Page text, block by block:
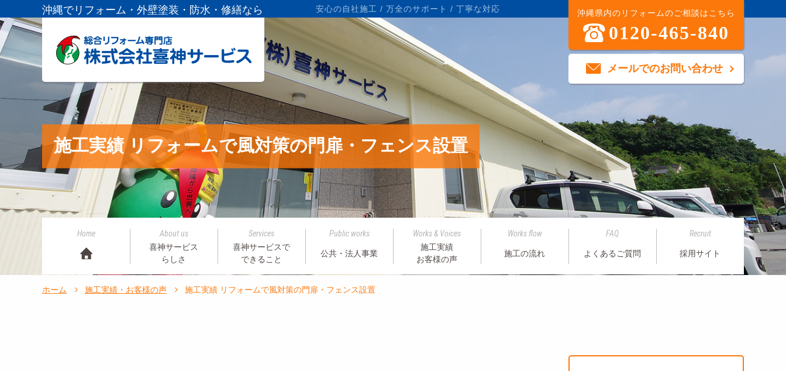
沖縄でリフォーム・外壁塗装・防水・修繕なら 安心の自社施工 / 万全のサポート / 丁寧な対応 沖縄県内のリフォームのご相談はこちら
0120-465-840
メールでのお問い合わせ
施工実績 リフォームで風対策の門扉・フェンス設置
Home
About us
喜神サービス
らしさ
Services
喜神サービスで
できること
Public works
公共・法人事業
Works & Voices
施工実績
お客様の声
Works flow
施工の流れ
FAQ
よくあるご質問
Recruit
採用サイト
ホーム 施工実績・お客様の声 施工実績 リフォームで風対策の門扉・フェンス設置